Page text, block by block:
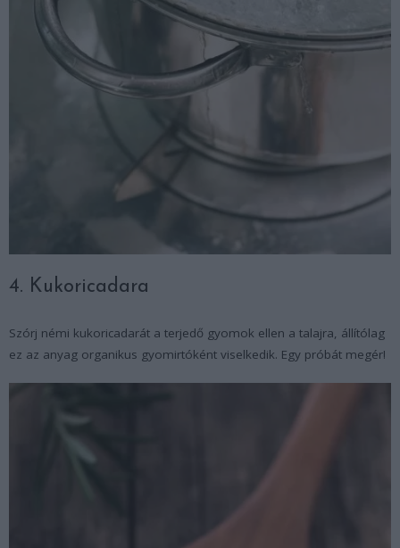
4. Kukoricadara
Szórj némi kukoricadarát a terjedő gyomok ellen a talajra, állítólag
ez az anyag organikus gyomirtóként viselkedik. Egy próbát megér!